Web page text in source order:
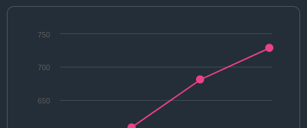
650
700
750